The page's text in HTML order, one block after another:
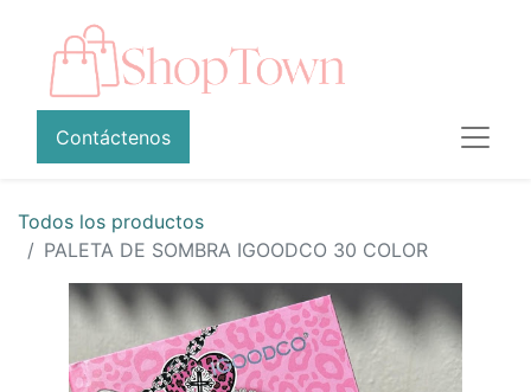
Contáctenos
Todos los productos
PALETA DE SOMBRA IGOODCO 30 COLOR